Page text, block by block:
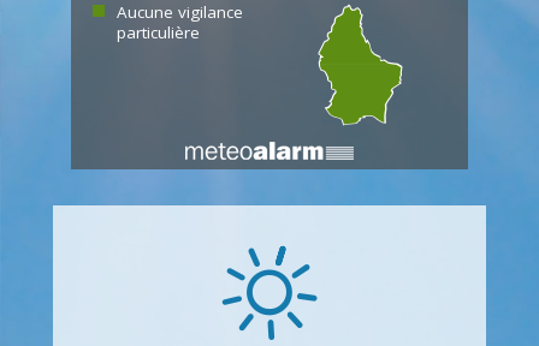
Aucune vigilance
particulière